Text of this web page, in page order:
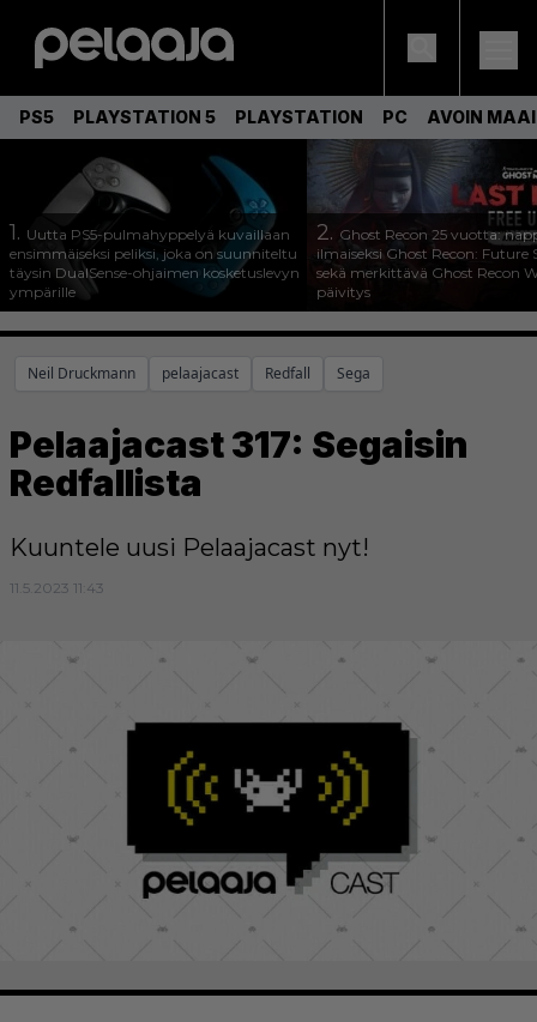
PS5 PLAYSTATION 5 PLAYSTATION PC AVOIN
1. Uutta PS5-pulmahyppelyä kuvaillaan
ensimmäiseksi peliksi, joka on suunniteltu
täysin DualSense-ohjaimen kosketuslevyn
ympärille
2. Ghost Recon 25 vuotta:
ilmaiseksi Ghost Recon: Future
sekä merkittävä Ghost Recon
päivitys
Neil Druckmann pelaajacast Redfall Sega
Pelaajacast 317: Segaisin
Redfallista
Kuuntele uusi Pelaajacast nyt!
11.5.2023 11:43